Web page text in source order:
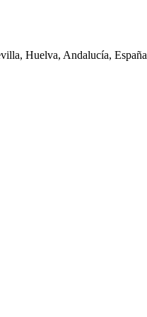
Huelva, Andalucía, España